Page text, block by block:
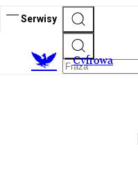
Serwisy
Cyfrowa